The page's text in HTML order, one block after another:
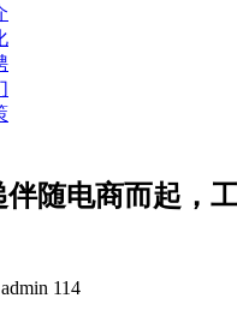
随电商而起，
admin 114